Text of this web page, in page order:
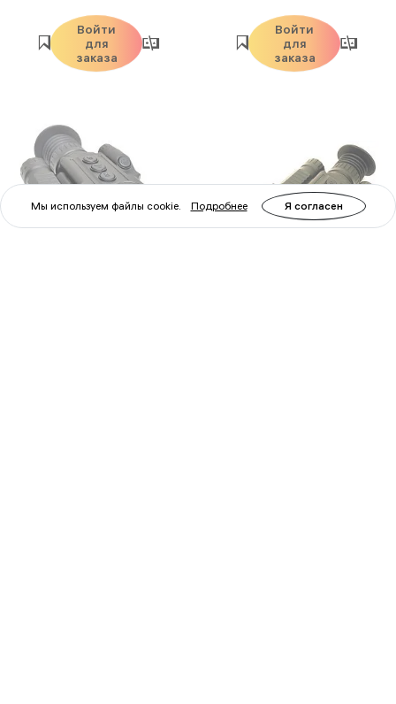
Войти
для
заказа
Войти
для
заказа
Мы используем файлы cookie. Подробнее Я согласен